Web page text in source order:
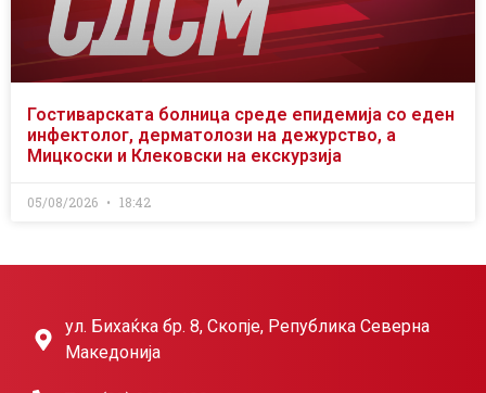
Гостиварската болница среде епидемија со еден
инфектолог, дерматолози на дежурство, а
Мицкоски и Клековски на екскурзија
05/08/2026 18:42
ул. Бихаќка бр. 8, Скопје, Република Северна
Македонија